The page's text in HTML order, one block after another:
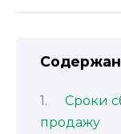
Сроки
продажу